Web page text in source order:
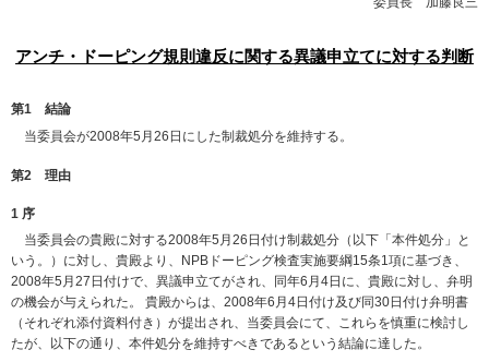
アンチ・ドーピング規則違反に関する異議申立てに対する判断
第1 結論
当委員会が2008年5月26日にした制裁処分を維持する。
第2 理由
1 序
当委員会の貴殿に対する2008年5月26日付け制裁処分（以下「本件処分」と
いう。）に対し、貴殿より、NPBドーピング検査実施要綱15条1項に基づき、
2008年5月27日付けで、異議申立てがされ、同年6月4日に、貴殿に対し、弁明
の機会が与えられた。 貴殿からは、2008年6月4日付け及び同30日付け弁明書
（それぞれ添付資料付き）が提出され、当委員会にて、これらを慎重に検討し
たが、以下の通り、本件処分を維持すべきであるという結論に達した。